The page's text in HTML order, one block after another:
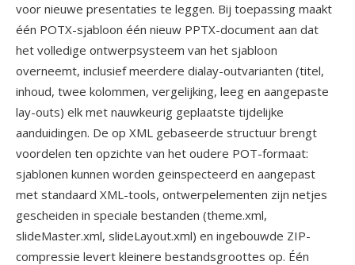
voor nieuwe presentaties te leggen. Bij toepassing maakt
één POTX-sjabloon één nieuw PPTX-document aan dat
het volledige ontwerpsysteem van het sjabloon
overneemt, inclusief meerdere dialay-outvarianten (titel,
inhoud, twee kolommen, vergelijking, leeg en aangepaste
lay-outs) elk met nauwkeurig geplaatste tijdelijke
aanduidingen. De op XML gebaseerde structuur brengt
voordelen ten opzichte van het oudere POT-formaat:
sjablonen kunnen worden geinspecteerd en aangepast
met standaard XML-tools, ontwerpelementen zijn netjes
gescheiden in speciale bestanden (theme.xml,
slideMaster.xml, slideLayout.xml) en ingebouwde ZIP-
compressie levert kleinere bestandsgroottes op. Één